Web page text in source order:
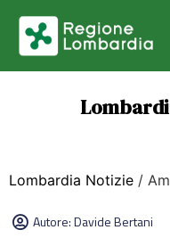
Lombardia Notizie /
Autore:Davide Bertani